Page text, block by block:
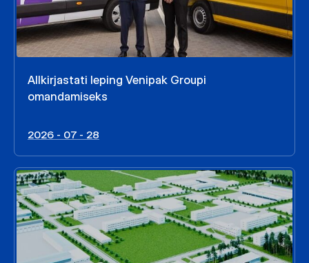
Allkirjastati leping Venipak Groupi
omandamiseks
2026 - 07 - 28